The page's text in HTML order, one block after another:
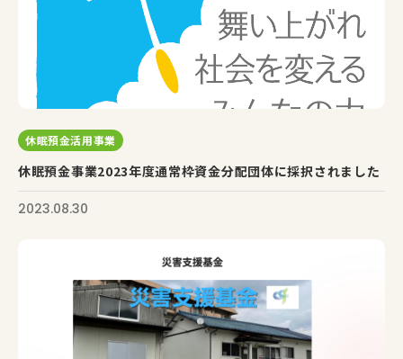
休眠預金活用事業
休眠預金事業2023年度通常枠資金分配団体に採択されました
2023.08.30